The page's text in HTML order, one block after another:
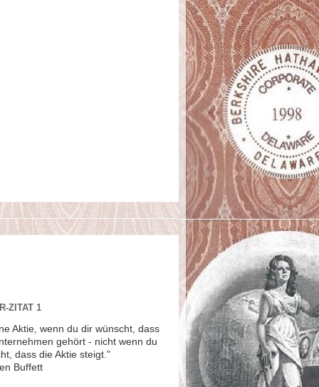
ZITAT 1
Aktie, wenn du dir wünscht, dass
gehört - nicht wenn du
dass die Aktie steigt."
Buffett